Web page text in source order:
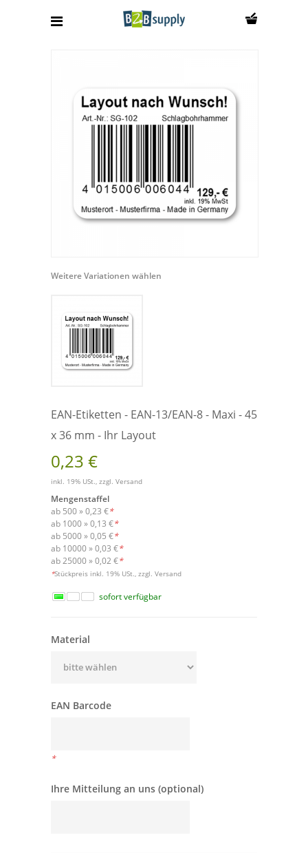
Weitere Variationen wählen
EAN-Etiketten - EAN-13/EAN-8 - Maxi - 45
x 36 mm - Ihr Layout
0,23 €
inkl. 19% USt., zzgl. Versand
Mengenstaffel
ab 500 »0,23 €*
ab 1000 »0,13 €*
ab 5000 »0,05 €*
ab 10000 »0,03 €*
ab 25000 »0,02 €*
*Stückpreis inkl. 19% USt., zzgl. Versand
sofort verfügbar
Material
EAN Barcode
*
Ihre Mitteilung an uns (optional)